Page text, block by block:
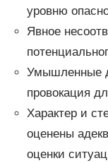
уровню
Явное
Умышленные
провокация
Характер и
оценены
оценки